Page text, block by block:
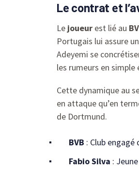
Le contrat et
Le joueur est lié au
Portugais lui assure
Adeyemi se
les rumeurs en simple
Cette dynamique au
en attaque qu’en
de Dortmund.
BVB : Club
Fabio Silva :